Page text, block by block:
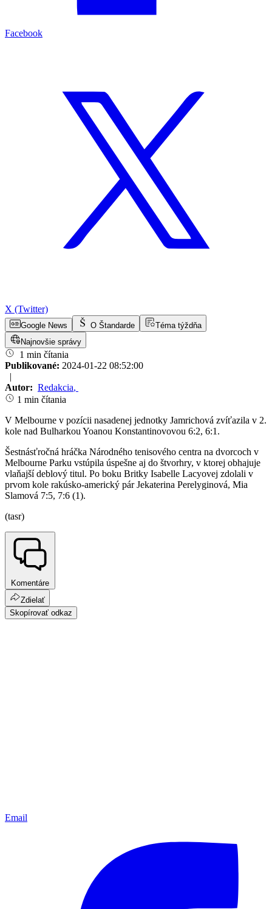
Facebook
X (Twitter)
Google News O Štandarde
Téma týždňa
Najnovšie správy
1 min čítania
Publikované: 2024-01-22 08:52:00
|
Autor: Redakcia,
1 min čítania
V Melbourne v pozícii nasadenej jednotky Jamrichová zvíťazila v 2.
kole nad Bulharkou Yoanou Konstantinovovou 6:2, 6:1.
Šestnásťročná hráčka Národného tenisového centra na dvorcoch v
Melbourne Parku vstúpila úspešne aj do štvorhry, v ktorej obhajuje
vlaňajší deblový titul. Po boku Britky Isabelle Lacyovej zdolali v
prvom kole rakúsko-americký pár Jekaterina Perelyginová, Mia
Slamová 7:5, 7:6 (1).
(tasr)
Komentáre
Zdielať
Skopírovať odkaz
Email